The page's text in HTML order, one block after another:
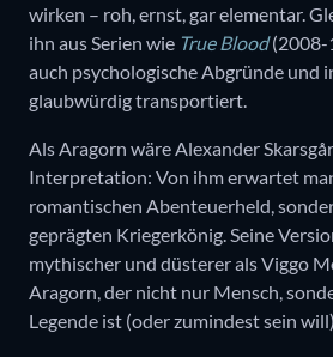
wirken – roh, ernst, gar elementar.
ihn aus Serien wie True Blood (2008-
auch psychologische Abgründe und
glaubwürdig transportiert.
Als Aragorn wäre Alexander
Interpretation: Von ihm erwartet
romantischen Abenteuerheld,
geprägten Kriegerkönig. Seine
mythischer und düsterer als Viggo
Aragorn, der nicht nur Mensch,
Legende ist (oder zumindest sein will).